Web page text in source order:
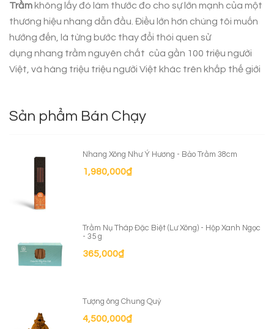
Trầm không lấy đó làm thước đo cho sự lớn mạnh của một
thương hiệu nhang dẫn đầu. Điều lớn hơn chúng tôi muốn
hướng đến, là từng bước thay đổi thói quen sử
dụng nhang trầm nguyên chất của gần 100 triệu người
Việt, và hàng triệu triệu người Việt khác trên khắp thế giới
Sản phẩm Bán Chạy
Nhang Xông Như Ý Hương - Bảo Trầm 38cm
1,980,000₫
Trầm Nụ Tháp Đặc Biệt (Lư Xông) - Hộp Xanh Ngọc
- 35 g
365,000₫
Tượng ông Chung Quỳ
4,500,000₫